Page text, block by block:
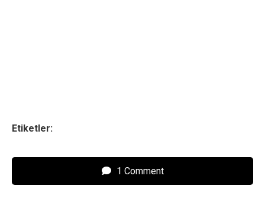
Etiketler:
1 Comment